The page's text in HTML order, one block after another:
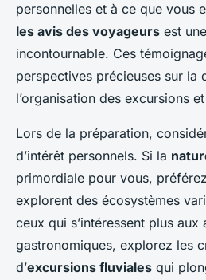
personnelles et à ce que vous
les avis des voyageurs est
incontournable. Ces
perspectives précieuses sur la
l’organisation des excursions
Lors de la préparation,
d’intérêt personnels. Si la
primordiale pour vous,
explorent des écosystèmes
ceux qui s’intéressent plus
gastronomiques, explorez les
d’excursions fluviales qui